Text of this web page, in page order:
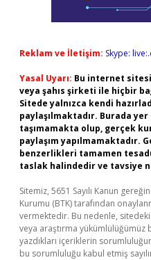
Reklam ve İletişim: Skype:
Yasal Uyarı: Bu internet
veya şahıs şirketi ile hiçbir
Sitede yalnızca kendi
paylaşılmaktadır. Burada
taşımamakta olup, gerçek
paylaşım yapılmamaktadır.
benzerlikleri tamamen
taslak halindedir ve tavsiye
Sitemiz, 5651 Sayılı Kanun
Kurumu (BTK) tarafından
vermektedir. Bu nedenle,
veya araştırma yükümlülüğümüz
yazdıkları içeriklerin
bu sorumluluğu kabul etmiş